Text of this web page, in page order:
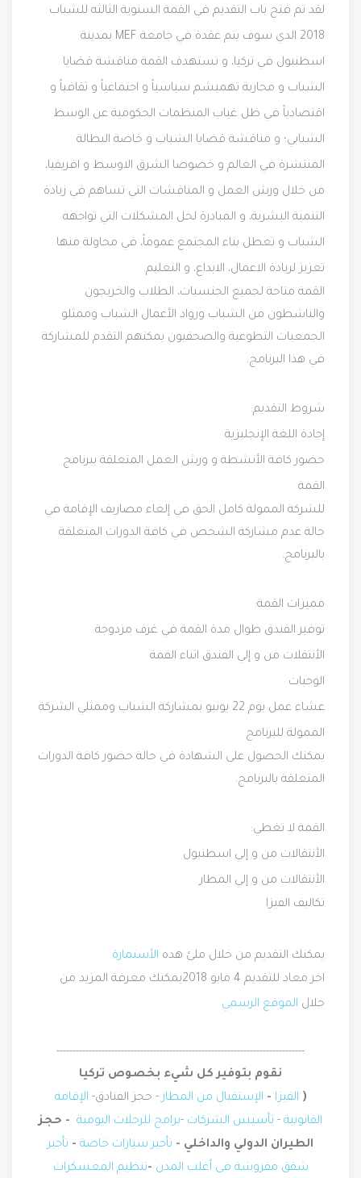
لقد تم فتح باب التقديم في القمة السنوية الثالثه للشباب
2018 الدي سوف يتم عقدة في جامعة MEF بمدينة
اسطنبول في تركيا، و تستهدف القمة مناقشة قضايا
الشباب و محاربة تهميشم سياسياً و اجتماعياً و ثقافياً و
اقتصادياً في ظل غياب المنظمات الحكومية عن الوسط
الشبابي؛ و مناقشة قضايا الشباب و خاصة البطالة
المنتشرة في العالم و خصوصا الشرق الاوسط و افريقيا،
من خلال ورش العمل و المناقشات التي تساهم في زيادة
التنمية البشرية، و المبادرة لحل المشكلات التي تواجهه
الشباب و تعطل بناء المجتمع عموماً، في محاولة منها
تعزيز لريادة الاعمال، الابداع، و التعليم.
القمة متاحة لجميع الجنسيات، الطلاب والخريجون
والناشطون من الشباب ورواد الأعمال الشباب وممثلو
الجمعيات التطوعية والصحفيون يمكنهم التقدم للمشاركة
في هذا البرنامج.
شروط التقديم:
إجادة اللغة الإنجليزية
حضور كافة الأنشطة و ورش العمل المتعلقة ببرنامج
القمة
للشركة الممولة كامل الحق في إلغاء مصاريف الإقامة في
حالة عدم مشاركة الشخص في كافة الدورات المتعلقة
بالبرنامج.
مميزات القمة:
توفير الفندق طوال مدة القمة في غرف مزدوجة
الأنتقلات من و إلي الفندق اثناء القمة
الوجبات
عشاء عمل يوم 22 يونيو بمشاركة الشباب وممثلي الشركة
الممولة للبرنامج
يمكنك الحصول على الشهادة في حالة حضور كافة الدورات
المتعلقة بالبرنامج.
القمة لا تغطي:
الأنتقالات من و إلي اسطنبول
الأنتقالات من و إلي المطار
تكاليف الفيزا
يمكنك التقديم من خلال ملئ هده الأستمارة
اخر معاد للتقديم 4 مايو 2018
يمكنك معرفة المزيد من
خلال الموقع الرسمي
-----------------------------------------------------------------------------
نقوم بتوفير كل شيء بخصوص تركيا
( الفيزا - الإستقبال من المطار- حجز الفنادق- الإقامة
القانونية - تأسيس الشركات -برامج للرحلات اليومية - حجز
الطيران الدولي والداخلي - تأجير سيارات خاصة - تأجير
شقق مفروشة فى أغلب المدن -تنظيم المعسكرات